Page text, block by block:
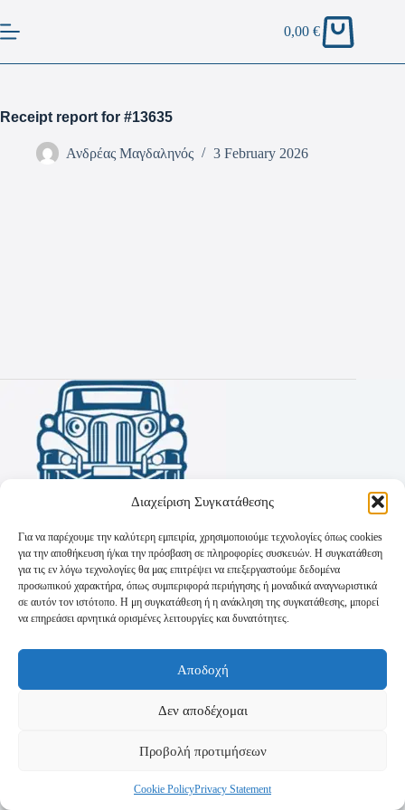
Διαχείριση Συγκατάθεσης
Για να παρέχουμε την καλύτερη εμπειρία, χρησιμοποιούμε τεχνολογίες όπως cookies
για την αποθήκευση ή/και την πρόσβαση σε πληροφορίες συσκευών. Η συγκατάθεση
για τις εν λόγω τεχνολογίες θα μας επιτρέψει να επεξεργαστούμε δεδομένα
προσωπικού χαρακτήρα, όπως συμπεριφορά περιήγησης ή μοναδικά αναγνωριστικά
σε αυτόν τον ιστότοπο. Η μη συγκατάθεση ή η ανάκληση της συγκατάθεσης, μπορεί
να επηρεάσει αρνητικά ορισμένες λειτουργίες και δυνατότητες.
Αποδοχή
Δεν αποδέχομαι
Προβολή προτιμήσεων
Cookie PolicyPrivacy Statement
0,00€
Receipt report for #13635
Ανδρέας Μαγδαληνός 3 February 2026
Πολιτική Απορρήτου
Τρόποι Αποστολής
Τρόποι Πληρωμής